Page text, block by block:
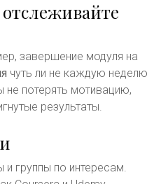
завершение модуля на
чуть ли не каждую неделю
потерять мотивацию,
результаты.
группы по интересам.